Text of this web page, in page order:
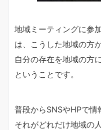
地域ミーティングに参
は、こうした地域の方
自分の存在を地域の方
ということです。
普段からSNSやHPで情
それがどれだけ地域の